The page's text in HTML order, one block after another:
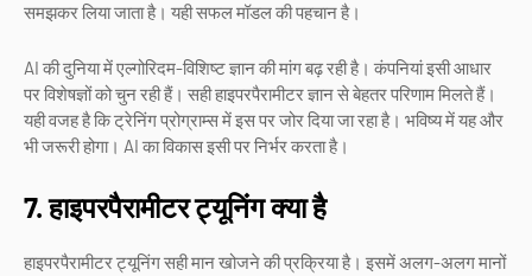
समझकर लिया जाता है। यही सफल मॉडल की पहचान है।
AI की दुनिया में एल्गोरिदम-विशिष्ट ज्ञान की मांग बढ़ रही है। कंपनियां इसी आधार
पर विशेषज्ञों को चुन रही हैं। सही हाइपरपैरामीटर ज्ञान से बेहतर परिणाम मिलते हैं।
यही वजह है कि ट्रेनिंग प्रोग्राम्स में इस पर जोर दिया जा रहा है। भविष्य में यह और
भी जरूरी होगा। AI का विकास इसी पर निर्भर करता है।
7. हाइपरपैरामीटर ट्यूनिंग क्या है
हाइपरपैरामीटर ट्यूनिंग सही मान खोजने की प्रक्रिया है। इसमें अलग-अलग मानों